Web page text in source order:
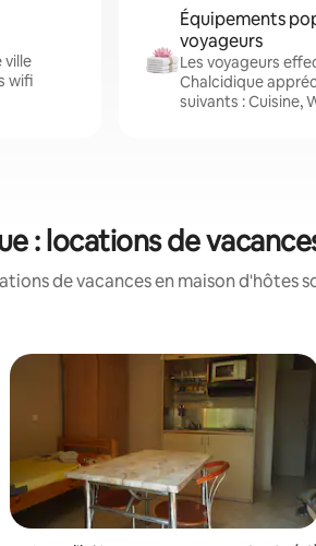
ville
wifi
Équipements
voyageurs
Les voyageurs
Chalcidique
suivants : Cuisine,
: locations de
de vacances en maison